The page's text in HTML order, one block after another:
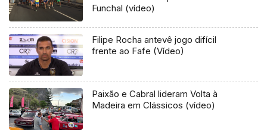
Funchal (vídeo)
Filipe Rocha antevê jogo difícil
frente ao Fafe (Vídeo)
Paixão e Cabral lideram Volta à
Madeira em Clássicos (vídeo)